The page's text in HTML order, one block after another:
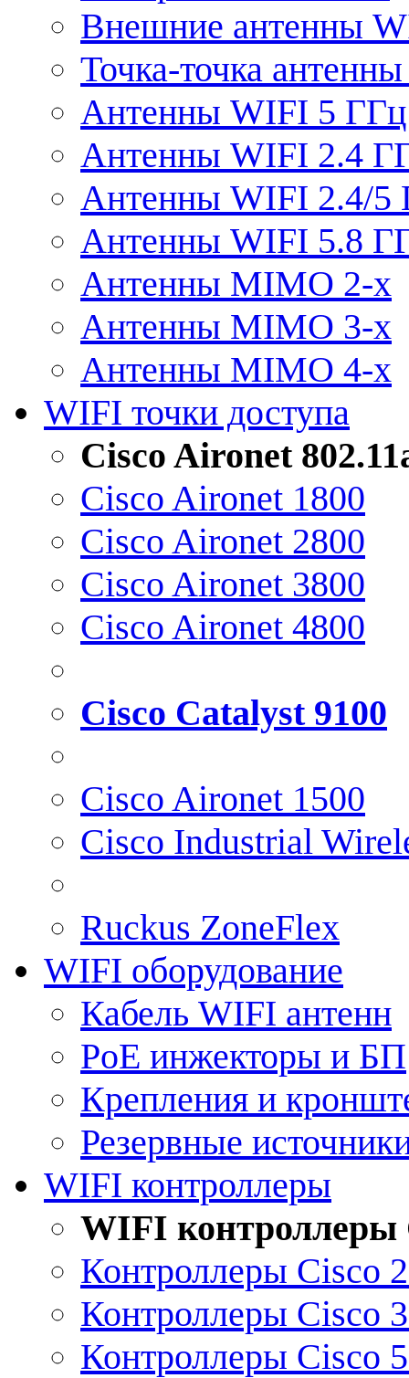
Внешние антенны
Точка-точка
Антенны WIFI 5 ГГц
Антенны WIFI 2.4
Антенны WIFI 2.4/5
Антенны WIFI 5.8
Антенны MIMO 2-x
Антенны MIMO 3-x
Антенны MIMO 4-x
WIFI точки доступа
Cisco Aironet
Cisco Aironet 1800
Cisco Aironet 2800
Cisco Aironet 3800
Cisco Aironet 4800
Cisco Catalyst 9100
Cisco Aironet 1500
Cisco Industrial
Ruckus ZoneFlex
WIFI оборудование
Кабель WIFI антенн
PoE инжекторы и БП
Крепления и
Резервные
WIFI контроллеры
WIFI контроллеры
Контроллеры Cisco
Контроллеры Cisco
Контроллеры Cisco